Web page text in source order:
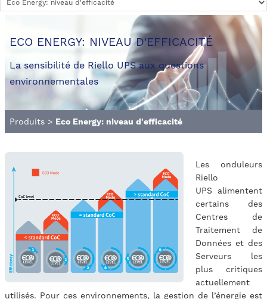
ECO ENERGY: NIVEAU D'EFFICACITÉ
La sensibilité de Riello UPS aux questions
environnementales
Produits > Eco Energy: niveau d'efficacité
Les onduleurs
Riello
UPS alimentent
certains des
Centres de
Traitement de
Données et des
Serveurs les
plus critiques
actuellement
utilisés. Pour ces environnements, la gestion de l’énergie est